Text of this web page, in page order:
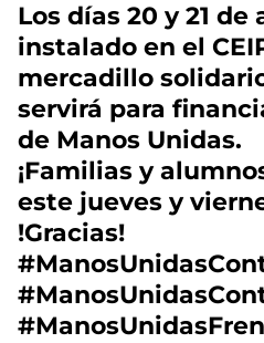
Los días 20 y 21 de
instalado en el
mercadillo
servirá para
de Manos Unidas.
¡Familias y
este jueves y
!Gracias!